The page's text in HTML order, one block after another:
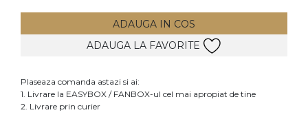
Accesorii
ADAUGA IN COS
ADAUGA LA FAVORITE
Plaseaza comanda astazi si ai:
1. Livrare la EASYBOX / FANBOX-ul cel mai apropiat de tine
2. Livrare prin curier